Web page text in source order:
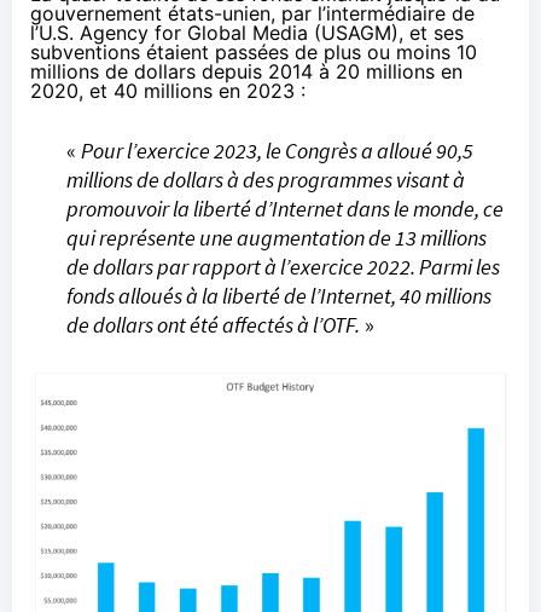
gouvernement états-unien, par l’intermédiaire de
l’U.S. Agency for Global Media (USAGM), et ses
subventions étaient passées de plus ou moins 10
millions de dollars depuis 2014 à 20 millions en
2020, et 40 millions en 2023 :
« Pour l’exercice 2023, le Congrès a alloué 90,5
millions de dollars à des programmes visant à
promouvoir la liberté d’Internet dans le monde, ce
qui représente une augmentation de 13 millions
de dollars par rapport à l’exercice 2022. Parmi les
fonds alloués à la liberté de l’Internet, 40 millions
de dollars ont été affectés à l’OTF. »